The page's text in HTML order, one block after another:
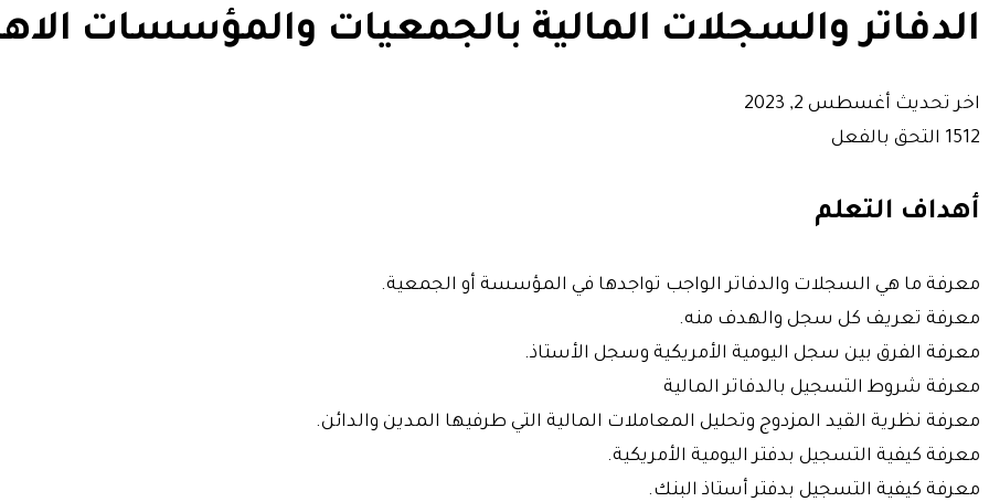
الدفاتر والسجلات المالية بالجمعيات والمؤسسات
اخر تحديث أغسطس 2, 2023
12 التحق بالفعل
أهداف التعلم
معرفة ما هي السجلات والدفاتر الواجب تواجدها في المؤسسة أو الجمعية.
معرفة تعريف كل سجل والهدف منه.
معرفة الفرق بين سجل اليومية الأمريكية وسجل الأستاذ.
معرفة شروط التسجيل بالدفاتر المالية
معرفة نظرية القيد المزدوج وتحليل المعاملات المالية التي طرفيها المدين والدائن.
معرفة كيفية التسجيل بدفتر اليومية الأمريكية.
معرفة كيفية التسجيل بدفتر أستاذ البنك.